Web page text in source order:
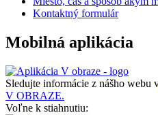
Kontaktný formulár
Mobilná aplikácia
Sledujte informácie z nášho webu
V OBRAZE.
Voľne k stiahnutiu: